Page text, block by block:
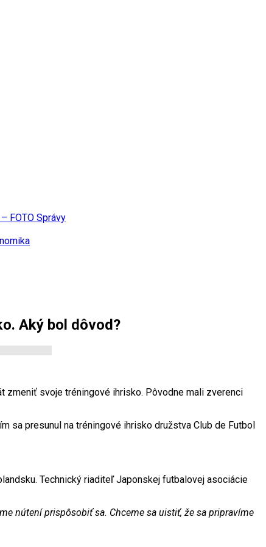
FOTO Správy
Aký bol dôvod?
zmeniť svoje tréningové ihrisko. Pôvodne mali zverenci
sa presunul na tréningové ihrisko družstva Club de Futbol
Technický riaditeľ Japonskej futbalovej asociácie
nútení prispôsobiť sa. Chceme sa uistiť, že sa pripravíme